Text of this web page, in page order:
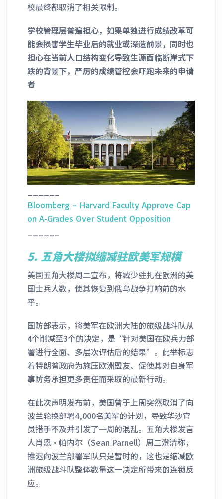
校最终都取消了相关限制。
学校管理层普遍担心，如果单独进行成绩改革可
能会损害学生毕业后的就业或深造前景，同时也
担心在当前人口结构变化导致生源面临断崖式下
跌的背景下，严厉的成绩管控会吓跑未来的申请
者
Bloomberg – Harvard Faculty Approve Cap
on A-Grades Over Student Opposition
5. 五角大楼拟缩减驻欧美军规模
美国五角大楼周二宣布，将减少驻扎在欧洲的美
国士兵人数，使其恢复到俄乌战争打响前的水
平。
国防部表示，将美军在欧洲大陆的旅级战斗队从
4个削减至3个的决定，是“针对美国在欧兵力部
署进行全面、多层次评估后的结果”。此举标志
着特朗普政府为施压欧洲盟友、促使其对自身军
事防务承担更多责任而采取的最新行动。
在此次声明发布前，美国曾于上周突然取消了向
波兰轮换部署4,000名美军的计划，导致华沙官
员措手不及并引发了一周的混乱。五角大楼发言
人肖恩·帕内尔（Sean Parnell）周二澄清称，
推迟向波兰部署军队只是暂时的，这也是缩减欧
洲旅级战斗队整体数量这一决定所带来的连锁反
应。